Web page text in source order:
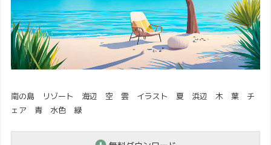
南の島 リゾート 海辺 空 雲 イラスト 夏 浜辺 木 葉 チ
ェア 青 水色 緑